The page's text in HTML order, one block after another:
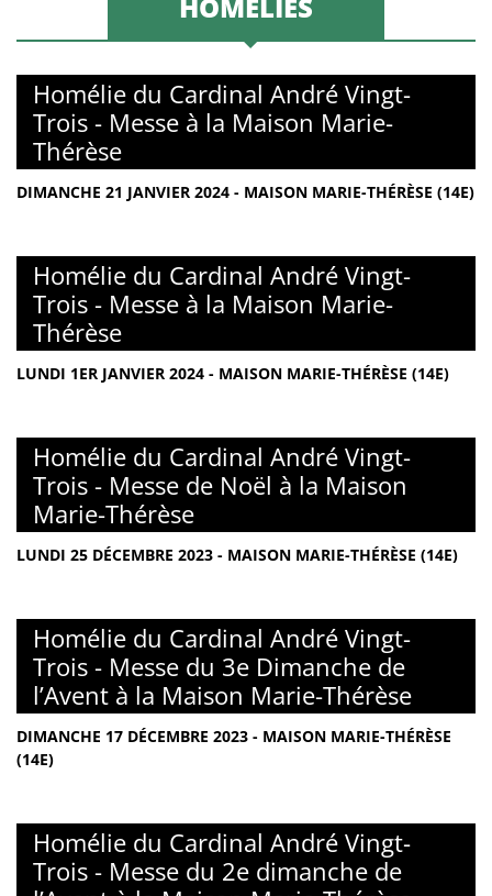
Homélie du Cardinal André Vingt-
Trois - Messe à la Maison Marie-
Thérèse
DIMANCHE 21 JANVIER 2024 - MAISON MARIE-THÉRÈSE (14E)
Homélie du Cardinal André Vingt-
Trois - Messe à la Maison Marie-
Thérèse
LUNDI 1ER JANVIER 2024 - MAISON MARIE-THÉRÈSE (14E)
Homélie du Cardinal André Vingt-
Trois - Messe de Noël à la Maison
Marie-Thérèse
LUNDI 25 DÉCEMBRE 2023 - MAISON MARIE-THÉRÈSE (14E)
Homélie du Cardinal André Vingt-
Trois - Messe du 3e Dimanche de
l’Avent à la Maison Marie-Thérèse
DIMANCHE 17 DÉCEMBRE 2023 - MAISON MARIE-THÉRÈSE
(14E)
Homélie du Cardinal André Vingt-
Trois - Messe du 2e dimanche de